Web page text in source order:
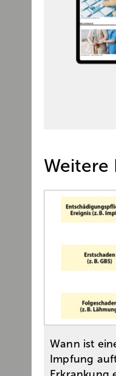
Weitere
Wann ist
Impfung